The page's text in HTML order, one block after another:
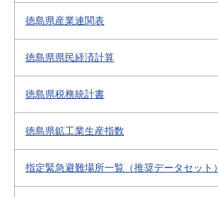
徳島県産業連関表
徳島県県民経済計算
徳島県税務統計書
徳島県鉱工業生産指数
指定緊急避難場所一覧（推奨データセット）